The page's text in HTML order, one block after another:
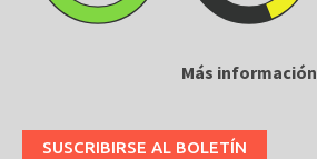
Más información
SUSCRIBIRSE AL BOLETÍN